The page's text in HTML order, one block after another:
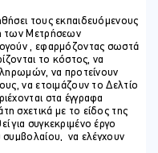
τους εκπαιδευόμενους
των Μετρήσεων
, εφαρμόζοντας σωστά
το κόστος, να
να προτείνουν
να ετοιμάζουν το Δελτίο
στα έγγραφα
σχετικά με το είδος της
για συγκεκριμένο έργο
να ελέγχουν